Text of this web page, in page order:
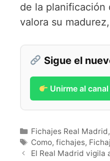
de la planificación
valora su
Sigue el
Unirme al
Categorías
Fichajes Real Madrid,
Etiquetas
Como,fichajes,
El Real Madrid